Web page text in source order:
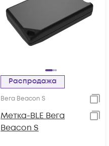
Распродажа
Вега Beacon S
Метка-BLE Вега
Beacon S